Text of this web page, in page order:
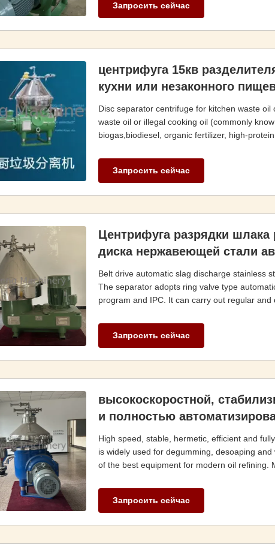
Запросить сейчас
центрифуга 15кв
кухни или незаконного
Disc separator centrifuge for kitchen waste
waste oil or illegal cooking oil (commonly
biogas,biodiesel, organic fertilizer, high-
Запросить сейчас
Центрифуга разрядки
диска нержавеющей стали
Belt drive automatic slag discharge stainless
The separator adopts ring valve type
program and IPC. It can carry out regular and
Запросить сейчас
высокоскоростной,
и полностью
High speed, stable, hermetic, efficient and
is widely used for degumming, desoaping
of the best equipment for modern oil refining.
Запросить сейчас